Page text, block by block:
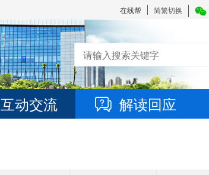
在线帮 简繁切换
互动交流 解读回应